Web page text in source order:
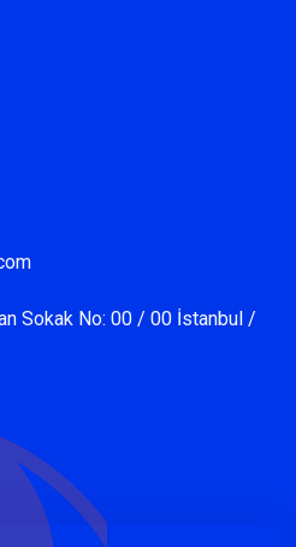
Sokak No: 00 / 00 İstanbul /